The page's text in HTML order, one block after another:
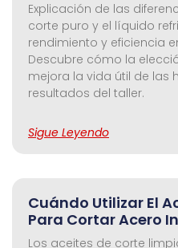
Explicación de las
corte puro y el líquido
rendimiento y eficiencia
Descubre cómo la
mejora la vida útil de las
resultados del taller.
Sigue Leyendo
Cuándo Utilizar El
Para Cortar Acero
Los aceites de corte